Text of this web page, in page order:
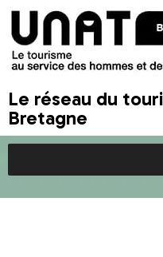
Le réseau du
Bretagne